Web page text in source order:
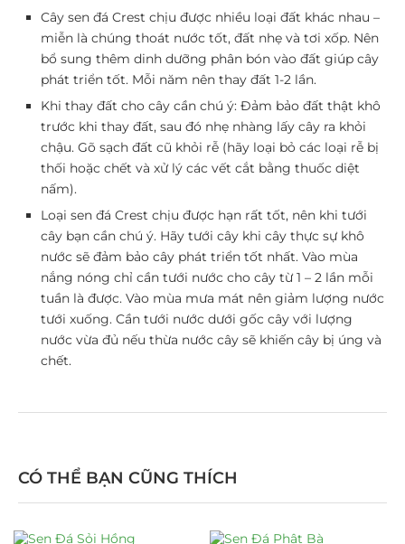
Cây sen đá Crest chịu được nhiều loại đất khác nhau –
miễn là chúng thoát nước tốt, đất nhẹ và tơi xốp. Nên
bổ sung thêm dinh dưỡng phân bón vào đất giúp cây
phát triển tốt. Mỗi năm nên thay đất 1-2 lần.
Khi thay đất cho cây cần chú ý: Đảm bảo đất thật khô
trước khi thay đất, sau đó nhẹ nhàng lấy cây ra khỏi
chậu. Gõ sạch đất cũ khỏi rễ (hãy loại bỏ các loại rễ bị
thối hoặc chết và xử lý các vết cắt bằng thuốc diệt
nấm).
Loại sen đá Crest chịu được hạn rất tốt, nên khi tưới
cây bạn cần chú ý. Hãy tưới cây khi cây thực sự khô
nước sẽ đảm bảo cây phát triển tốt nhất. Vào mùa
nắng nóng chỉ cần tưới nước cho cây từ 1 – 2 lần mỗi
tuần là được. Vào mùa mưa mát nên giảm lượng nước
tưới xuống. Cần tưới nước dưới gốc cây với lượng
nước vừa đủ nếu thừa nước cây sẽ khiến cây bị úng và
chết.
CÓ THỂ BẠN CŨNG THÍCH